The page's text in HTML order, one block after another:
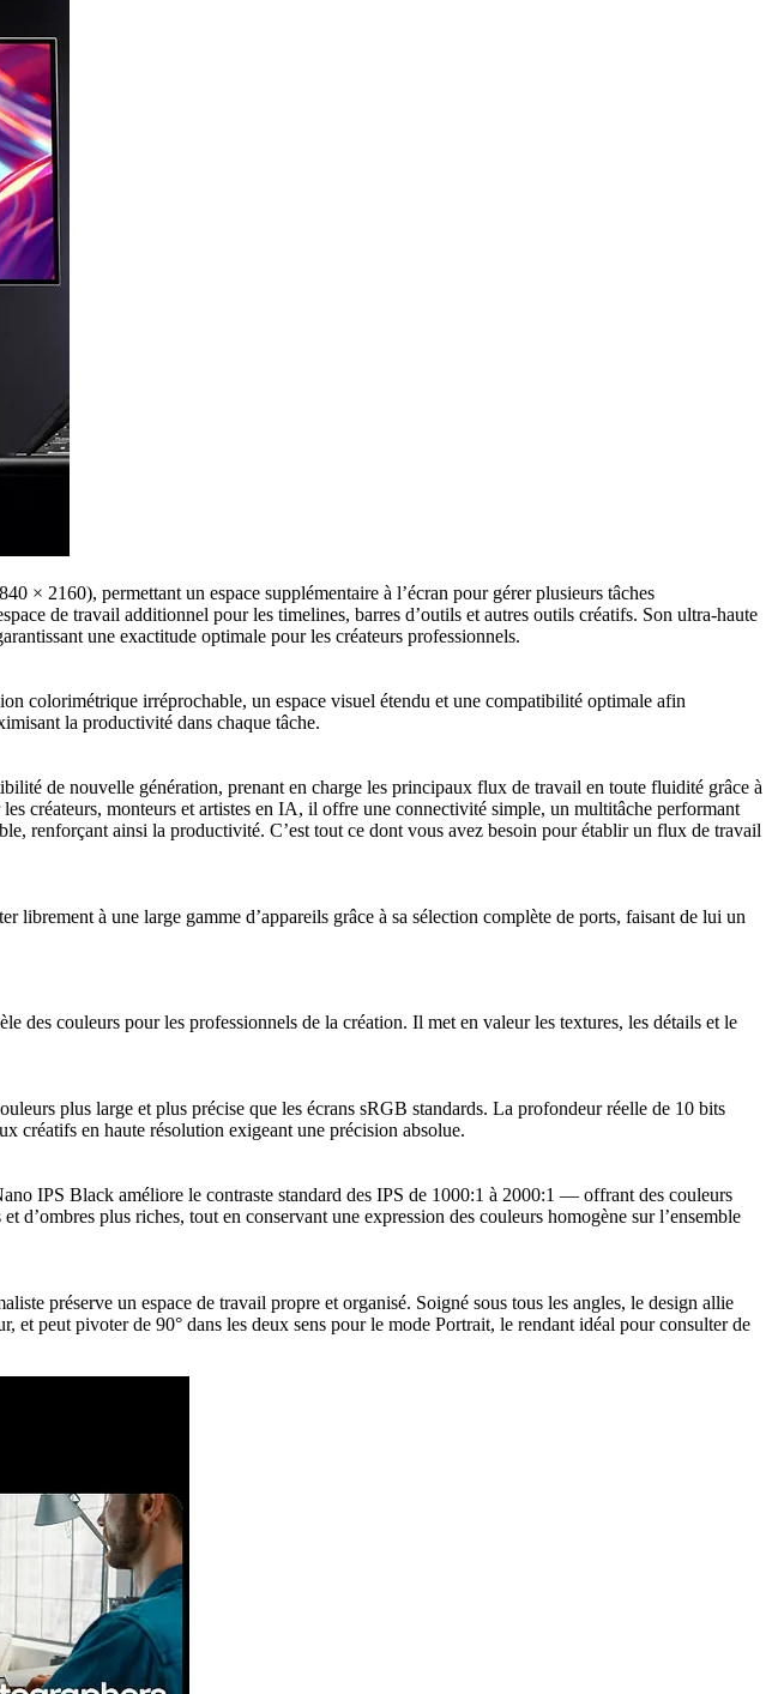
× 2160), permettant un espace supplémentaire à l’écran pour gérer plusieurs tâches
de travail additionnel pour les timelines, barres d’outils et autres outils créatifs. Son ultra-haute
une exactitude optimale pour les créateurs professionnels.
colorimétrique irréprochable, un espace visuel étendu et une compatibilité optimale afin
la productivité dans chaque tâche.
de nouvelle génération, prenant en charge les principaux flux de travail en toute fluidité grâce à
créateurs, monteurs et artistes en IA, il offre une connectivité simple, un multitâche performant
renforçant ainsi la productivité. C’est tout ce dont vous avez besoin pour établir un flux de travail
à une large gamme d’appareils grâce à sa sélection complète de ports, faisant de lui un
couleurs pour les professionnels de la création. Il met en valeur les textures, les détails et le
plus large et plus précise que les écrans sRGB standards. La profondeur réelle de 10 bits
créatifs en haute résolution exigeant une précision absolue.
IPS Black améliore le contraste standard des IPS de 1000:1 à 2000:1 — offrant des couleurs
d’ombres plus riches, tout en conservant une expression des couleurs homogène sur l’ensemble
préserve un espace de travail propre et organisé. Soigné sous tous les angles, le design allie
peut pivoter de 90° dans les deux sens pour le mode Portrait, le rendant idéal pour consulter de